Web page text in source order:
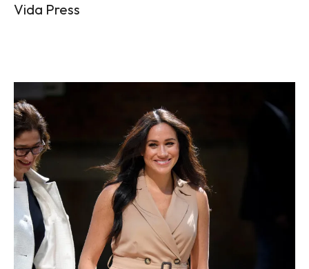
Vida Press